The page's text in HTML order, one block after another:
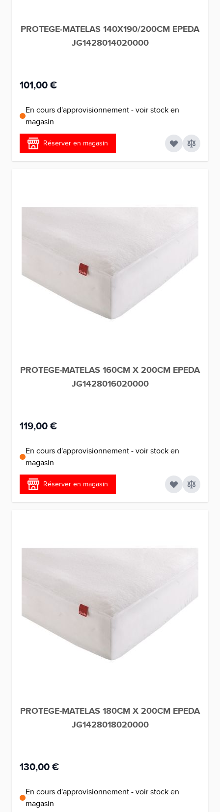
PROTEGE-MATELAS 140X190/200CM EPEDA
JG1428014020000
101,00 €
En cours d'approvisionnement - voir stock en
magasin
Réserver en magasin
PROTEGE-MATELAS 160CM X 200CM EPEDA
JG1428016020000
119,00 €
En cours d'approvisionnement - voir stock en
magasin
Réserver en magasin
PROTEGE-MATELAS 180CM X 200CM EPEDA
JG1428018020000
130,00 €
En cours d'approvisionnement - voir stock en
magasin